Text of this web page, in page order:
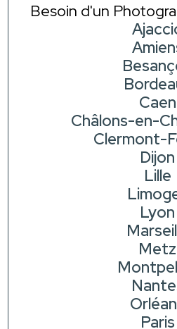
Besoin d'un
Caen
Châlons-en-
Clermont-
Dijon
Lille
Lyon
Metz
Paris